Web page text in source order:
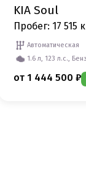
KIA Soul
Пробег: 17 515
Автоматическая
1.6 л, 123 л.с.,
от 1 444 500 ₽